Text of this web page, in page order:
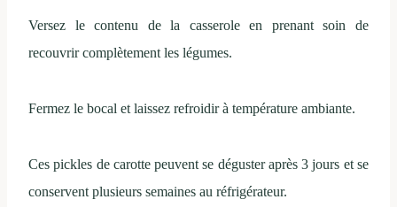
Versez le contenu de la casserole en prenant soin de
recouvrir complètement les légumes.
Fermez le bocal et laissez refroidir à température ambiante.
Ces pickles de carotte peuvent se déguster après 3 jours et se
conservent plusieurs semaines au réfrigérateur.